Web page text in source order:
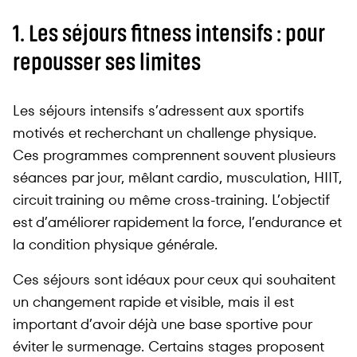
1. Les séjours fitness intensifs : pour
repousser ses limites
Les séjours intensifs s’adressent aux sportifs
motivés et recherchant un challenge physique.
Ces programmes comprennent souvent plusieurs
séances par jour, mêlant cardio, musculation, HIIT,
circuit training ou même cross-training. L’objectif
est d’améliorer rapidement la force, l’endurance et
la condition physique générale.
Ces séjours sont idéaux pour ceux qui souhaitent
un changement rapide et visible, mais il est
important d’avoir déjà une base sportive pour
éviter le surmenage. Certains stages proposent